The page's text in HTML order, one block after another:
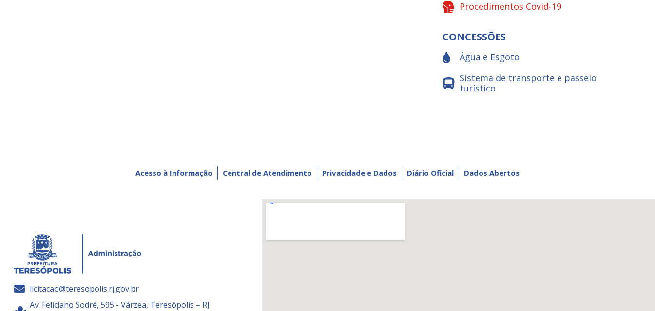
Procedimentos Covid-19
CONCESSÕES
Água e Esgoto
Sistema de transporte e passeio
turístico
Acesso à Informação Central de Atendimento Privacidade e Dados Diário Oficial Dados Abertos
licitacao@teresopolis.rj.gov.br
Av. Feliciano Sodré, 595 - Várzea, Teresópolis – RJ